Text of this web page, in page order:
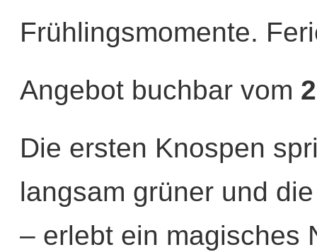
Frühlingsmomente.
Angebot buchbar vom
Die ersten Knospen
langsam grüner und
– erlebt ein magisches